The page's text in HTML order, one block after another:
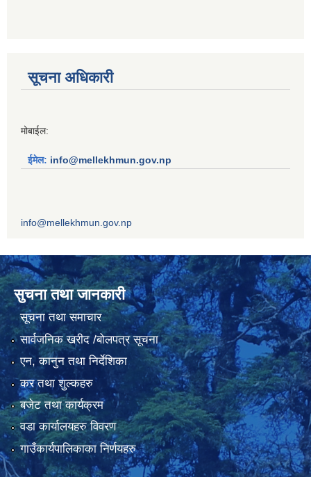
सूचना अधिकारी
मोबाईल:
ईमेल: info@mellekhmun.gov.np
info@mellekhmun.gov.np
सुचना तथा जानकारी
सूचना तथा समाचार
सार्वजनिक खरीद /बोलपत्र सूचना
एन, कानुन तथा निर्देशिका
कर तथा शुल्कहरु
बजेट तथा कार्यक्रम
वडा कार्यालयहरु विवरण
गाउँकार्यपालिकाका निर्णयहरु